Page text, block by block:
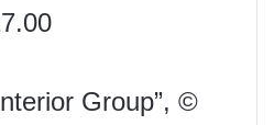
Group”, ©